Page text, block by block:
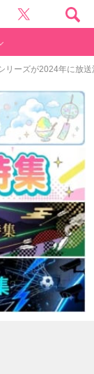
リーズが2024年に放